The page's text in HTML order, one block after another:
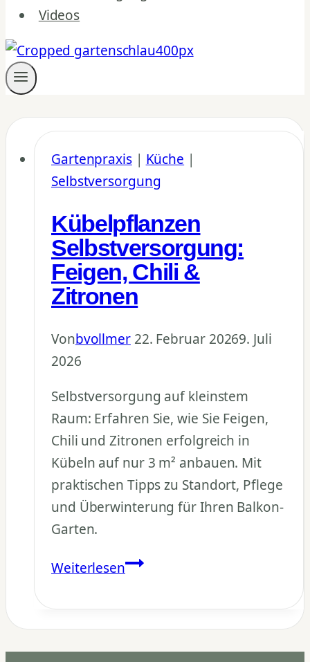
Videos
Gartenpraxis| Küche |
Selbstversorgung
Kübelpflanzen
Selbstversorgung:
Feigen, Chili &
Zitronen
Vonbvollmer 22. Februar 20269. Juli
2026
Selbstversorgung auf kleinstem
Raum: Erfahren Sie, wie Sie Feigen,
Chili und Zitronen erfolgreich in
Kübeln auf nur 3 m² anbauen. Mit
praktischen Tipps zu Standort, Pflege
und Überwinterung für Ihren Balkon-
Garten.
WeiterlesenKübelpflanzen
Feigen,
Chili
&